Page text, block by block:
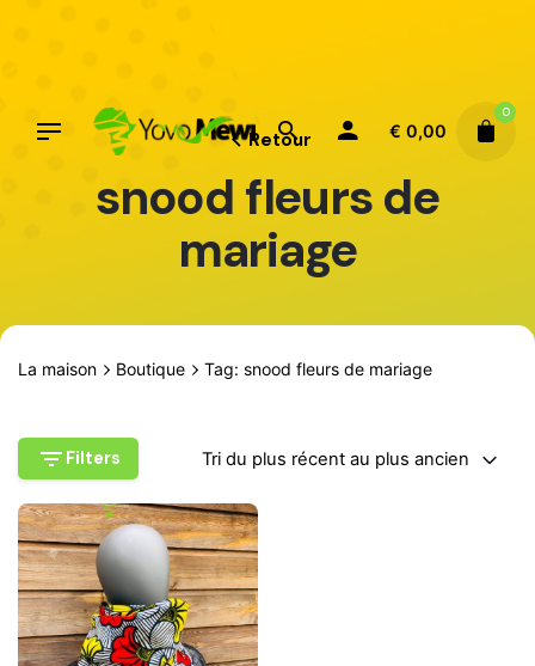
€ 0,00
0
Retour
snood fleurs de
mariage
La maison Boutique Tag: snood fleurs de mariage
Filters Tri du plus récent au plus ancien